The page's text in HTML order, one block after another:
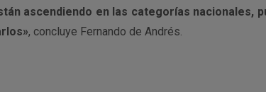
ascendiendo en las categorías nacionales,
, concluye Fernando de Andrés.